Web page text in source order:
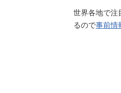
世界各地で注
るので事前情